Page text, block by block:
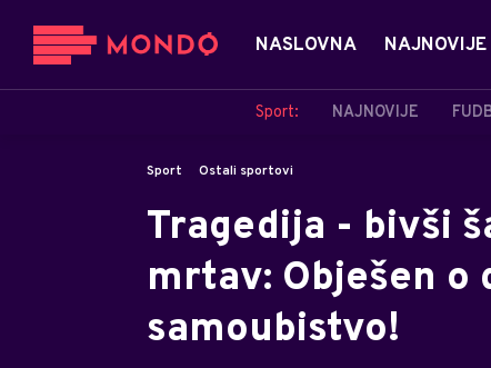
NASLOVNA NAJNOVIJE
Sport: NAJNOVIJE
Sport Ostali sportovi
Tragedija - bivši
mrtav: Obješen o
samoubistvo!